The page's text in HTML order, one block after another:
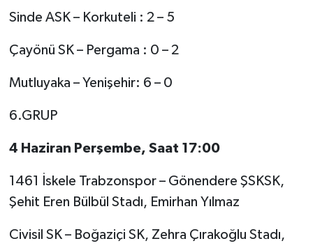
Sinde ASK – Korkuteli : 2 – 5
Çayönü SK – Pergama : 0 – 2
Mutluyaka – Yenişehir: 6 – 0
6.GRUP
4 Haziran Perşembe, Saat 17:00
1461 İskele Trabzonspor – Gönendere ŞSKSK,
Şehit Eren Bülbül Stadı, Emirhan Yılmaz
Civisil SK – Boğaziçi SK, Zehra Çırakoğlu Stadı,